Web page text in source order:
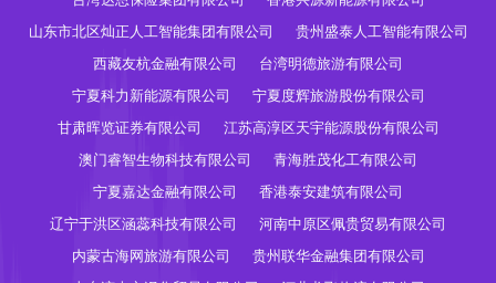
山东市北区灿正人工智能集团有限公司
贵州盛泰人工智能有限公司
西藏友杭金融有限公司
台湾明德旅游有限公司
宁夏科力新能源有限公司
宁夏度辉旅游股份有限公司
甘肃晖览证券有限公司
江苏高淳区天宇能源股份有限公司
澳门睿智生物科技有限公司
青海胜茂化工有限公司
宁夏嘉达金融有限公司
香港泰安建筑有限公司
辽宁于洪区涵蕊科技有限公司
河南中原区佩贵贸易有限公司
内蒙古海网旅游有限公司
贵州联华金融集团有限公司